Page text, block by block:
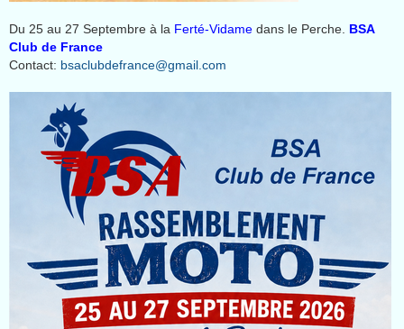
Du 25 au 27 Septembre à la Ferté-Vidame dans le Perche. BSA
Club de France
Contact: bsaclubdefrance@gmail.com